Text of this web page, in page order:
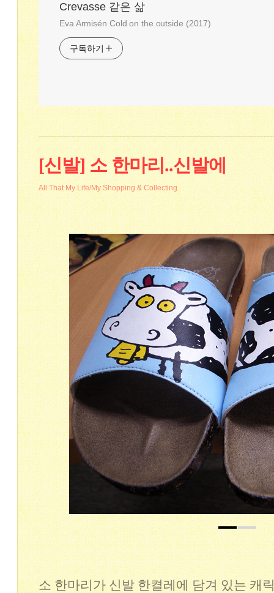
Crevasse 같은 삶
Eva Armisén Cold on the outside (2017)
구독하기
[신발] 소 한마리..신발에
All That My Life/My Shopping & Collecting
소 한마리가 신발 한켤레에 담겨 있는 캐